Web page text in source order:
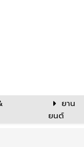
ยาน
ยนต์